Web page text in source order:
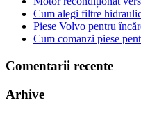
Cum alegi filtre
Piese Volvo pentru
Cum comanzi piese
Comentarii recente
Arhive